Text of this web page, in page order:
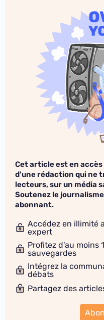
Cet article est en
d'une rédaction qui ne
lecteurs, sur un média
Soutenez le
abonnant.
Accédez en illimité
expert
Profitez d'au moins
sauvegardes
Intégrez la
débats
Partagez des